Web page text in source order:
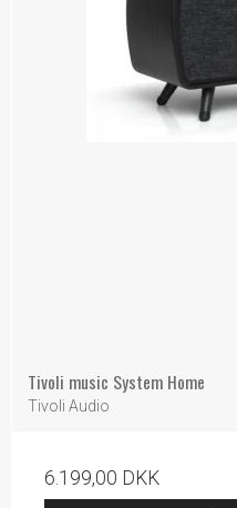
Tivoli music System Home
Tivoli Audio
6.199,00 DKK